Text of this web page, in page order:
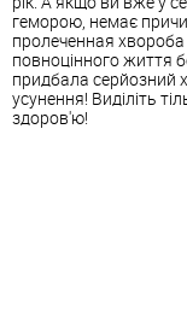
геморою, немає
пролеченная
повноцінного життя
придбала серйозний
усунення! Виділіть
здоров'ю!